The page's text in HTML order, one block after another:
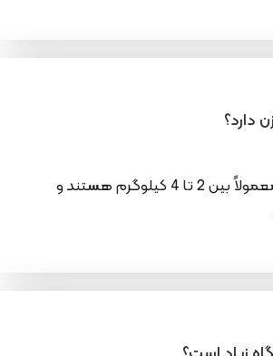
مدل‌های دستی معمولاً بین 2 تا 4 کیلوگرم هستند و